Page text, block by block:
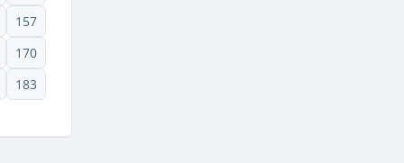
157
170
183